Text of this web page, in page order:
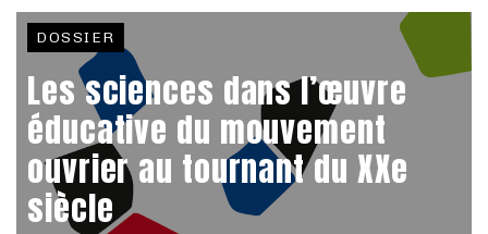
DOSSIER
Les sciences dans l’œuvre
éducative du mouvement
ouvrier au tournant du XXe
siècle